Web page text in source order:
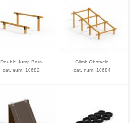
Double Jump Bars
cat. num. 10682
Climb Obstacle
cat. num. 10684